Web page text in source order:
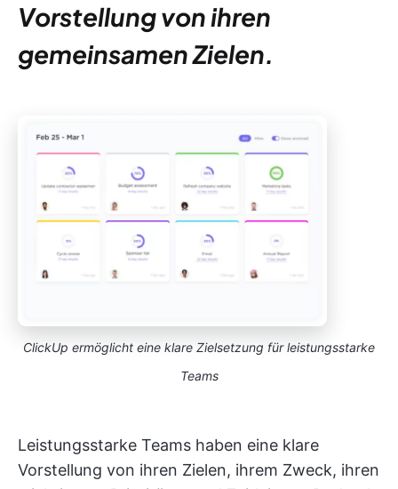
Vorstellung von ihren
gemeinsamen Zielen.
ClickUp ermöglicht eine klare Zielsetzung für leistungsstarke
Teams
Leistungsstarke Teams haben eine klare
Vorstellung von ihren Zielen, ihrem Zweck, ihren